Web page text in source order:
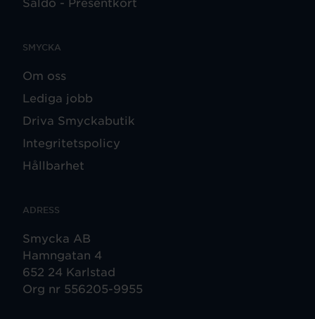
SMYCKA
Om oss
Lediga jobb
Driva Smyckabutik
Integritetspolicy
Hållbarhet
ADRESS
Smycka AB
Hamngatan 4
652 24 Karlstad
Org nr 556205-9955